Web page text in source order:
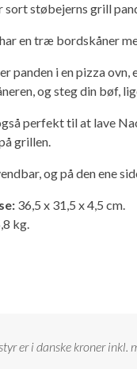
sort støbejerns grill
en træ bordskåner
panden i en pizza ovn,
og steg din bøf,
perfekt til at lave
grillen.
og på den ene
36,5 x 31,5 x 4,5 cm.
kg.
er i danske kroner inkl.